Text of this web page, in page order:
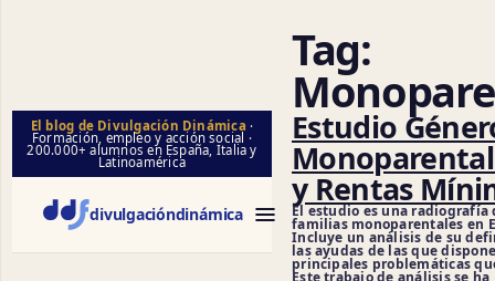
El blog de Divulgación Dinámica ·
Formación, empleo y acción social ·
200.000+ alumnos en España, Italia y
Latinoamérica
divulgacióndinámica
Tag:
Estudio
y Rentas
El estudio es una radiografía
familias monoparentales en
Incluye un análisis de su
las ayudas de las que
principales problemáticas
Este trabajo de análisis se ha